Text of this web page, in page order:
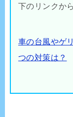
下のリンクか
車の台風やゲ
つの対策は？